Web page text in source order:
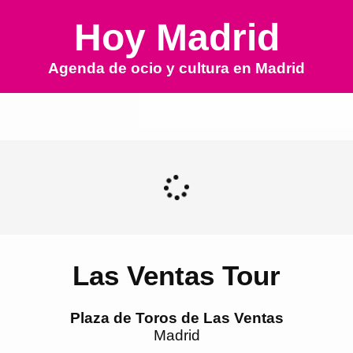
Hoy Madrid
Agenda de ocio y cultura en Madrid
Las Ventas Tour
Plaza de Toros de Las Ventas
Madrid